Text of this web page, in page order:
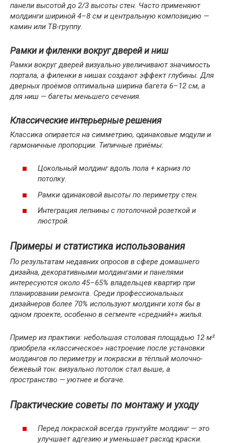
панели высотой до 2/3 высоты стен. Часто применяют
молдинги шириной 4–8 см и центральную композицию —
камин или ТВ-группу.
Рамки и филенки вокруг дверей и ниш
Рамки вокруг дверей визуально увеличивают значимость
портала, а филенки в нишах создают эффект глубины. Для
дверных проёмов оптимальна ширина багета 6–12 см, а
для ниш — багеты меньшего сечения.
Классические интерьерные решения
Классика опирается на симметрию, одинаковые модули и
гармоничные пропорции. Типичные приёмы:
Цокольный молдинг вдоль пола + карниз по
потолку.
Рамки одинаковой высоты по периметру стен.
Интеграция лепнины с потолочной розеткой и
люстрой.
Примеры и статистика использования
По результатам недавних опросов в сфере домашнего
дизайна, декоративными молдингами и панелями
интересуются около 45–65% владельцев квартир при
планировании ремонта. Среди профессиональных
дизайнеров более 70% используют молдинги хотя бы в
одном проекте, особенно в сегменте «средний+» жилья.
Пример из практики: небольшая столовая площадью 12 м²
приобрела «классическое» настроение после установки
молдингов по периметру и покраски в тёплый молочно-
бежевый тон: визуально потолок стал выше, а
пространство — уютнее и богаче.
Практические советы по монтажу и уходу
Перед покраской всегда грунтуйте молдинг — это
улучшает адгезию и уменьшает расход краски.